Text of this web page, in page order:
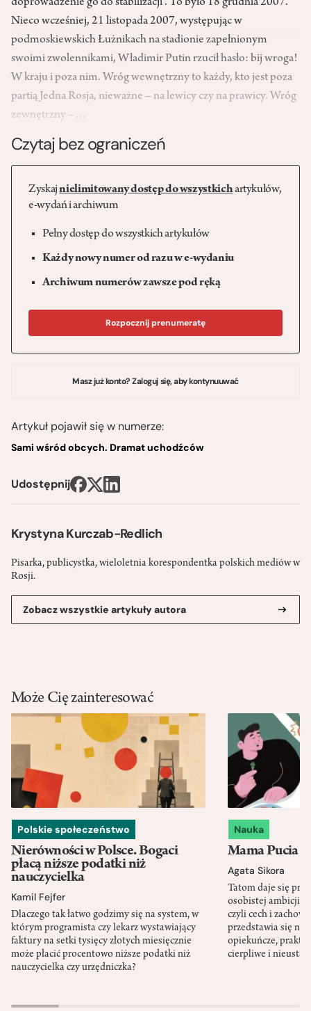
Krystyna Kurczab-Redlich
Pisarka, publicystka, wieloletnia korespondentka polskich mediów w
Rosji.
Zobacz wszystkie artykuły autora
doprowadzenie go do stabilizacji”. To było 18 grudnia 2007.
Nieco wcześniej, 21 listopada 2007, występując w
podmoskiewskich Łużnikach na stadionie zapełnionym
swoimi zwolennikami, Władimir Putin rzucił hasło: bij wroga!
W kraju i poza nim. Wróg wewnętrzny to każdy, kto jest poza
partią Jedna Rosja, nieważne – na lewicy czy na prawicy. Wróg
zewnętrzny –…
Czytaj bez ograniczeń
Zyskajnielimitowany dostęp do wszystkichartykułów,
e-wydań i archiwum
Pełny dostęp do wszystkich artykułów
Każdy nowy numer od razu w e-wydaniu
Archiwum numerów zawsze pod ręką
Rozpocznij prenumeratę
Masz już konto? Zaloguj się, aby kontynuuwać
Artykuł pojawił się w numerze:
Sami wśród obcych. Dramat uchodźców
Udostępnij
Może Cię zainteresować
Polskie społeczeństwo
Nierówności w Polsce. Bogaci
płacą niższe podatki niż
nauczycielka
Kamil Fejfer
Dlaczego tak łatwo godzimy się na system, w
którym programista czy lekarz wystawiający
faktury na setki tysięcy złotych miesięcznie
może płacić procentowo niższe podatki niż
nauczycielka czy urzędniczka?
Nauka
Mama Pucia
Agata Sikora
Tatom daje się
osobistej ambicji,
czyli cech i
przedstawia się
opiekuńcze,
cierpliwe i